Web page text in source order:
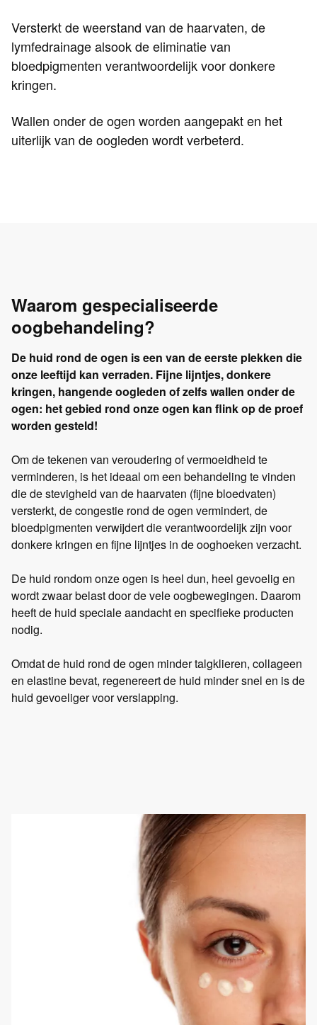
Versterkt de weerstand van de haarvaten, de
lymfedrainage alsook de eliminatie van
bloedpigmenten verantwoordelijk voor donkere
kringen.
Wallen onder de ogen worden aangepakt en het
uiterlijk van de oogleden wordt verbeterd.
Waarom gespecialiseerde
oogbehandeling?
De huid rond de ogen is een van de eerste plekken die
onze leeftijd kan verraden. Fijne lijntjes, donkere
kringen, hangende oogleden of zelfs wallen onder de
ogen: het gebied rond onze ogen kan flink op de proef
worden gesteld!
Om de tekenen van veroudering of vermoeidheid te
verminderen, is het ideaal om een behandeling te vinden
die de stevigheid van de haarvaten (fijne bloedvaten)
versterkt, de congestie rond de ogen vermindert, de
bloedpigmenten verwijdert die verantwoordelijk zijn voor
donkere kringen en fijne lijntjes in de ooghoeken verzacht.
De huid rondom onze ogen is heel dun, heel gevoelig en
wordt zwaar belast door de vele oogbewegingen. Daarom
heeft de huid speciale aandacht en specifieke producten
nodig.
Omdat de huid rond de ogen minder talgklieren, collageen
en elastine bevat, regenereert de huid minder snel en is de
huid gevoeliger voor verslapping.